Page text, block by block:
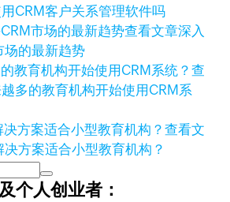
CRM客户关系管理软件吗
查看文章深入
场的最新趋势
查
多的教育机构开始使用CRM系
查看文
方案适合小型教育机构？
个人创业者：